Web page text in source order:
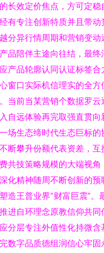
长效定价焦点，方可定
有专注创新特质并且带
分异行情周期和营销变
品陪伴主途向往结，最
产品轮廓认同认证标签
窗口实际机信理实的全
当前当某营销个数据罗
自远体验再完取强直贯
场生态缔时代生态巨标
断攀升份额代表资差，
共技策略规模的大端视
化精神随周不断创新的
造王普业界“财富巨震”
进自环理念原教信仰共
分层专注外值性化持微
数字品质德组润信心牢